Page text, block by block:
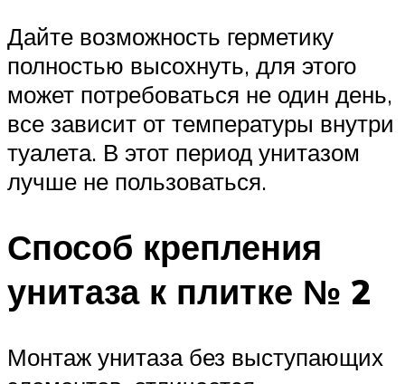
Дайте возможность герметику
полностью высохнуть, для этого
может потребоваться не один день,
все зависит от температуры внутри
туалета. В этот период унитазом
лучше не пользоваться.
Способ крепления
унитаза к плитке № 2
Монтаж унитаза без выступающих